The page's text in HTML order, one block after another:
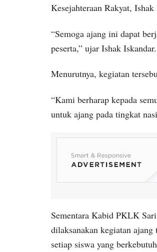
Kesejahteraan Rakyat, Ishak
“Semoga ajang ini dapat
peserta,” ujar Ishak Iskandar.
Menurutnya, kegiatan
“Kami berharap kepada
untuk ajang pada tingkat
Sementara Kabid PKLK
dilaksanakan kegiatan
setiap siswa yang